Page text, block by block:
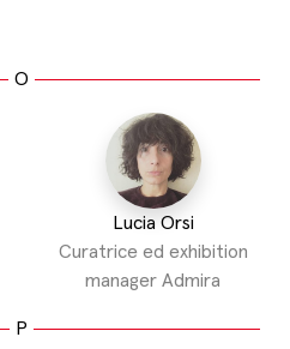
O
Lucia Orsi
Curatrice ed exhibition
manager Admira
P